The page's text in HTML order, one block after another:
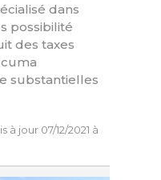
dans
possibilité
des taxes
substantielles
à jour 07/12/2021 à